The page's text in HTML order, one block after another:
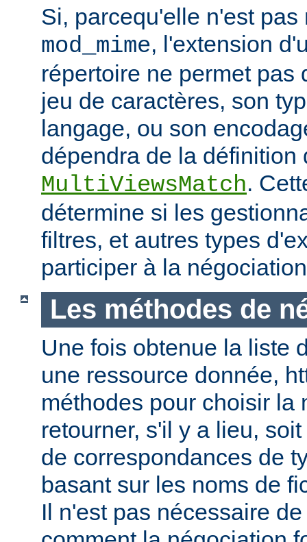
Si, parcequ'elle n'est pas
mod_mime, l'extension
répertoire ne permet pas
jeu de caractères, son
langage, ou son
dépendra de la définition
MultiViewsMatch.
détermine si les
filtres, et autres types
participer à la
Les méthodes de
Une fois obtenue la liste
une ressource donnée,
méthodes pour choisir la
retourner, s'il y a lieu,
de correspondances de
basant sur les noms de
Il n'est pas nécessaire